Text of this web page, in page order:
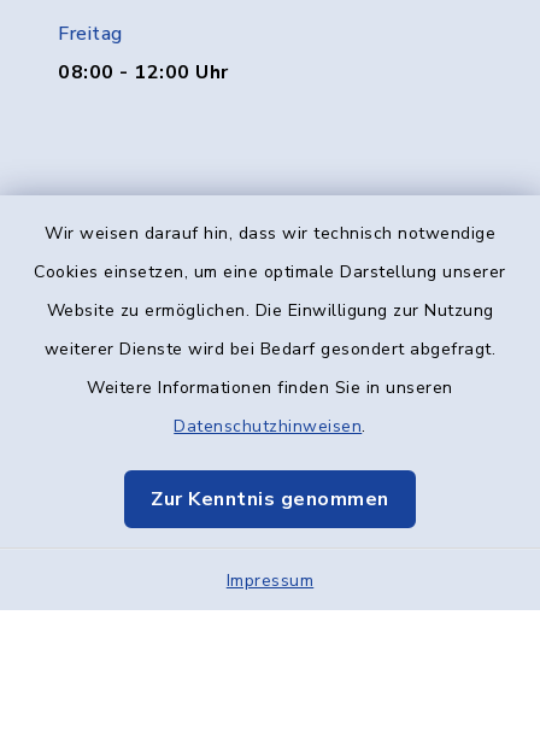
Wir weisen darauf hin, dass wir technisch notwendige
Cookies einsetzen, um eine optimale Darstellung unserer
Website zu ermöglichen. Die Einwilligung zur Nutzung
weiterer Dienste wird bei Bedarf gesondert abgefragt.
Weitere Informationen finden Sie in unseren
Datenschutzhinweisen.
Zur Kenntnis genommen
Impressum
Freitag
08:00 - 12:00 Uhr
Kontakt
Datenschutz
Elektronische Kommunikation
Sitemap